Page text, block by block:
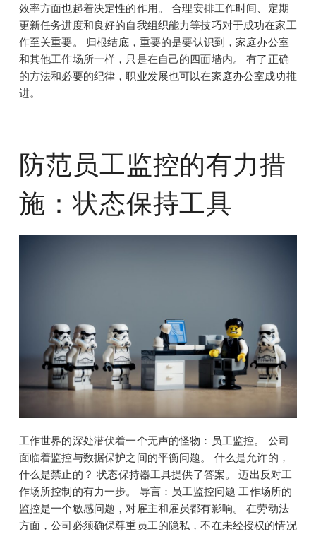
效率方面也起着决定性的作用。 合理安排工作时间、定期
更新任务进度和良好的自我组织能力等技巧对于成功在家工
作至关重要。 归根结底，重要的是要认识到，家庭办公室
和其他工作场所一样，只是在自己的四面墙内。 有了正确
的方法和必要的纪律，职业发展也可以在家庭办公室成功推
进。
防范员工监控的有力措
施：状态保持工具
工作世界的深处潜伏着一个无声的怪物：员工监控。 公司
面临着监控与数据保护之间的平衡问题。 什么是允许的，
什么是禁止的？ 状态保持器工具提供了答案。 迈出反对工
作场所控制的有力一步。 导言：员工监控问题 工作场所的
监控是一个敏感问题，对雇主和雇员都有影响。 在劳动法
方面，公司必须确保尊重员工的隐私，不在未经授权的情况